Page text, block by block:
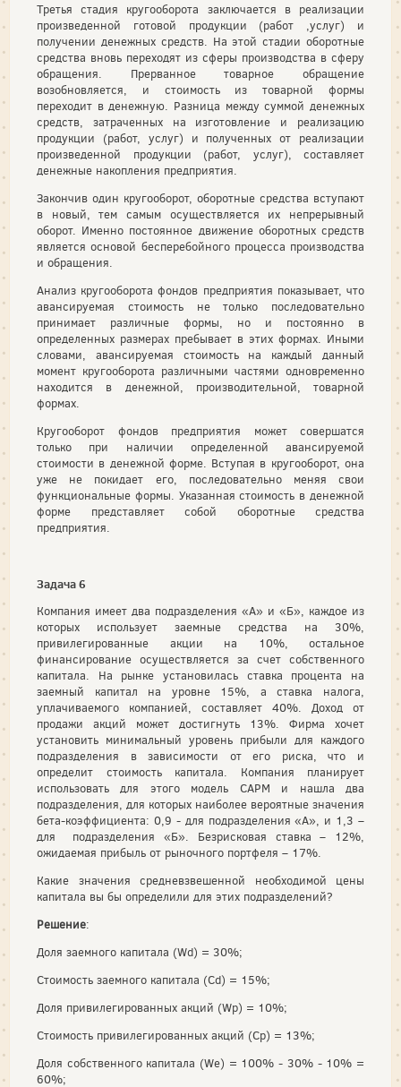
Третья стадия кругооборота заключается в реализации
произведенной готовой продукции (работ ,услуг) и
получении денежных средств. На этой стадии оборотные
средства вновь переходят из сферы производства в сферу
обращения. Прерванное товарное обращение
возобновляется, и стоимость из товарной формы
переходит в денежную. Разница между суммой денежных
средств, затраченных на изготовление и реализацию
продукции (работ, услуг) и полученных от реализации
произведенной продукции (работ, услуг), составляет
денежные накопления предприятия.
Закончив один кругооборот, оборотные средства вступают
в новый, тем самым осуществляется их непрерывный
оборот. Именно постоянное движение оборотных средств
является основой бесперебойного процесса производства
и обращения.
Анализ кругооборота фондов предприятия показывает, что
авансируемая стоимость не только последовательно
принимает различные формы, но и постоянно в
определенных размерах пребывает в этих формах. Иными
словами, авансируемая стоимость на каждый данный
момент кругооборота различными частями одновременно
находится в денежной, производительной, товарной
формах.
Кругооборот фондов предприятия может совершатся
только при наличии определенной авансируемой
стоимости в денежной форме. Вступая в кругооборот, она
уже не покидает его, последовательно меняя свои
функциональные формы. Указанная стоимость в денежной
форме представляет собой оборотные средства
предприятия.
Задача 6
Компания имеет два подразделения «А» и «Б», каждое из
которых использует заемные средства на 30%,
привилегированные акции на 10%, остальное
финансирование осуществляется за счет собственного
капитала. На рынке установилась ставка процента на
заемный капитал на уровне 15%, а ставка налога,
уплачиваемого компанией, составляет 40%. Доход от
продажи акций может достигнуть 13%. Фирма хочет
установить минимальный уровень прибыли для каждого
подразделения в зависимости от его риска, что и
определит стоимость капитала. Компания планирует
использовать для этого модель САРМ и нашла два
подразделения, для которых наиболее вероятные значения
бета-коэффициента: 0,9 - для подразделения «А», и 1,3 –
для подразделения «Б». Безрисковая ставка – 12%,
ожидаемая прибыль от рыночного портфеля – 17%.
Какие значения средневзвешенной необходимой цены
капитала вы бы определили для этих подразделений?
Решение:
Доля заемного капитала (Wd) = 30%;
Стоимость заемного капитала (Cd) = 15%;
Доля привилегированных акций (Wp) = 10%;
Стоимость привилегированных акций (Cp) = 13%;
Доля собственного капитала (We) = 100% - 30% - 10% =
60%;